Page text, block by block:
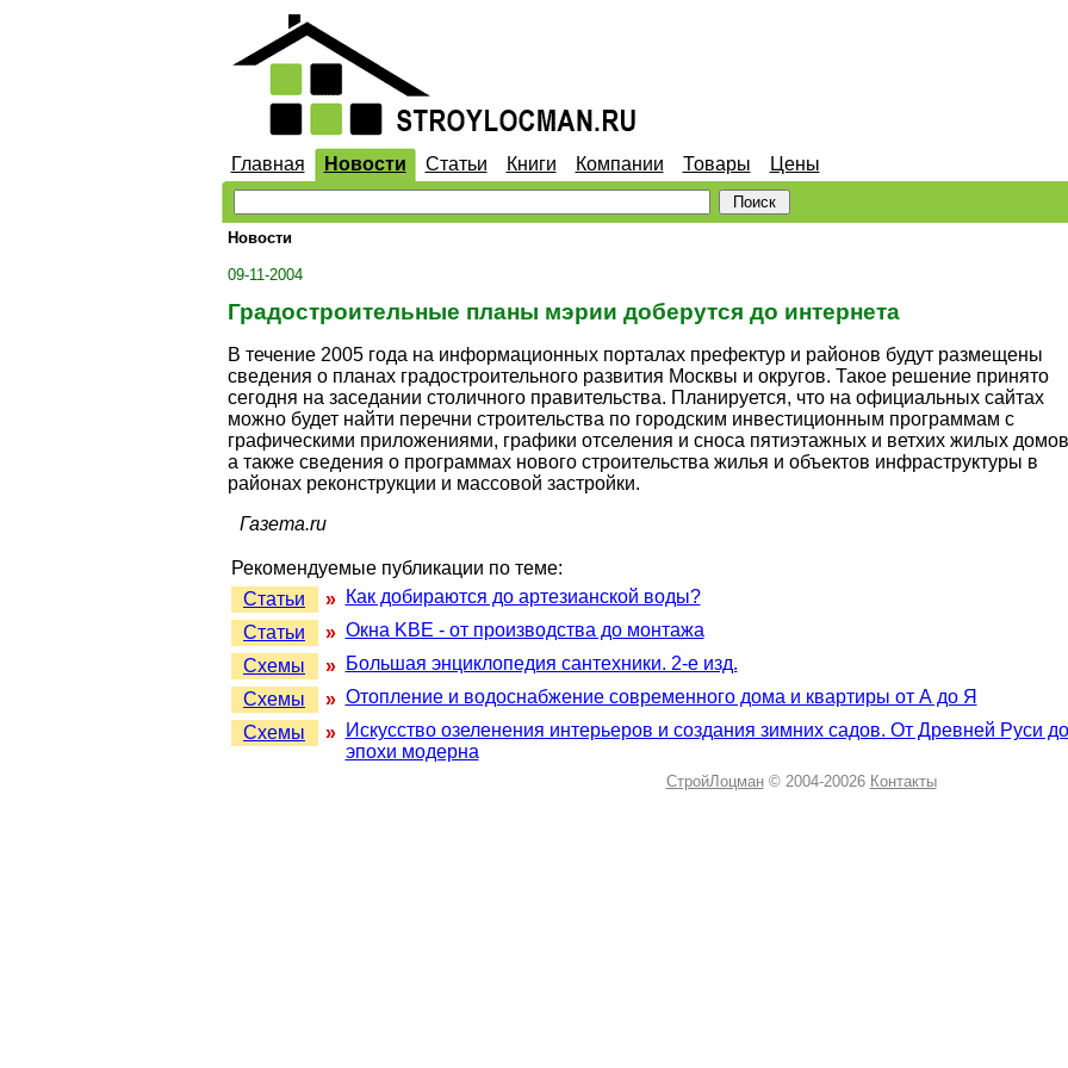
Главная Новости Статьи Книги Компании Товары Цены
Новости
09-11-2004
Градостроительные планы мэрии доберутся до интернета
B течение 2005 года на информационных порталах префектур и районов будут размещены
сведения о планах градостроительного развития Москвы и округов. Такое решение принято
сегодня на заседании столичного правительства. Планируется, что на официальных сайтах
можно будет найти перечни строительства по городским инвестиционным программам с
графическими приложениями, графики отселения и сноса пятиэтажных и ветхих жилых
а также сведения о программах нового строительства жилья и объектов инфраструктуры в
районах реконструкции и массовой застройки.
Газета.ru
Рекомендуемые публикации по теме:
Статьи
»
Как добираются до артезианской воды?
Статьи
» Окна KBE - от производства до монтажа
Схемы
»
Большая энциклопедия сантехники. 2-е изд.
Схемы
» Отопление и водоснабжение современного дома и квартиры от А до Я
Схемы
»
Искусство озеленения интерьеров и создания зимних садов. От Древней Руси до
эпохи модерна
СтройЛоцман © 2004-20026 Контакты